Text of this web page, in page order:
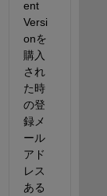
ent
Versi
onを
購入
され
た時
の登
録メ
ール
アド
レス
ある